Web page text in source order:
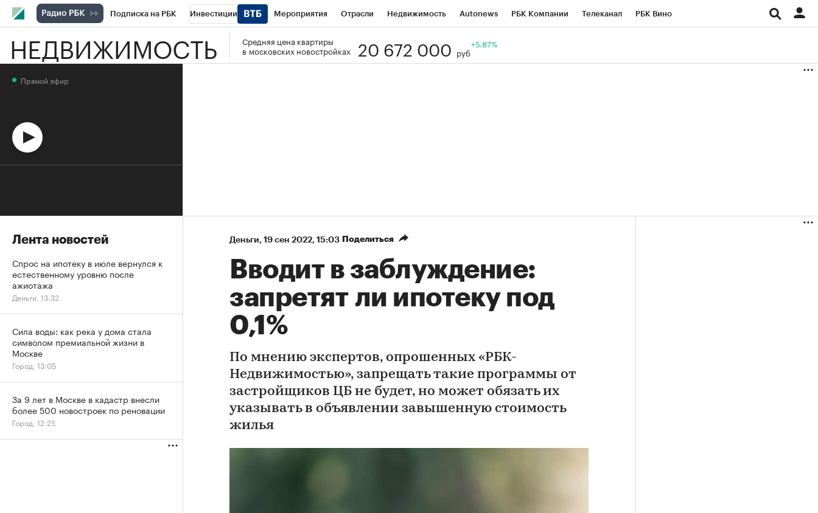
Подписка на РБК Инвестиции Мероприятия Отрасли Недвижимость Autonews РБК Компании Телеканал РБК Вино
Спорт Школа управления РБК РБК Образование Визионеры
НЕДВИЖИМОСТЬ
Средняя цена квартиры
в московских новостройках
20 672 000 руб
+5.87%
Деньги⁠, 19 сен 2022, 15:03 Поделиться
Вводит в заблуждение:
запретят ли ипотеку под
0,1%
По мнению экспертов, опрошенных «РБК-
Недвижимостью», запрещать такие программы от
застройщиков ЦБ не будет, но может обязать их
указывать в объявлении завышенную стоимость
жилья
Прямой эфир
Лента новостей
Спрос на ипотеку в июле вернулся к
естественному уровню после
ажиотажа
Деньги, 13:32
Сила воды: как река у дома стала
символом премиальной жизни в
Москве
Город, 13:05
За 9 лет в Москве в кадастр внесли
более 500 новостроек по реновации
Город, 12:25